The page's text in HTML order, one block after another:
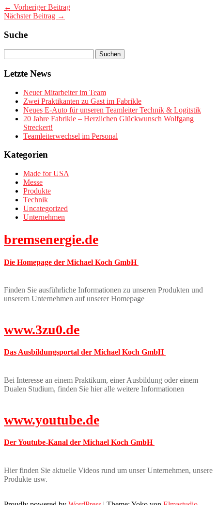
← Vorheriger Beitrag
Nächster Beitrag →
Suche
Letzte News
Neuer Mitarbeiter im Team
Zwei Praktikanten zu Gast im Fabrikle
Neues E-Auto für unseren Teamleiter Technik & Logitstik
20 Jahre Fabrikle – Herzlichen Glückwunsch Wolfgang
Streckert!
Teamleiterwechsel im Personal
Kategorien
Made for USA
Messe
Produkte
Technik
Uncategorized
Unternehmen
bremsenergie.de
Die Homepage der Michael Koch GmbH
Finden Sie ausführliche Informationen zu unseren Produkten und
unserem Unternehmen auf unserer Homepage
www.3zu0.de
Das Ausbildungsportal der Michael Koch GmbH
Bei Interesse an einem Praktikum, einer Ausbildung oder einem
Dualen Studium, finden Sie hier alle weitere Informationen
www.youtube.de
Der Youtube-Kanal der Michael Koch GmbH
Hier finden Sie aktuelle Videos rund um unser Unternehmen, unsere
Produkte usw.